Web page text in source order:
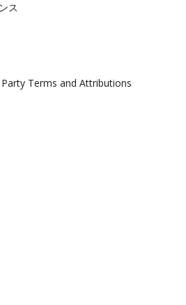
ス
Terms and Attributions